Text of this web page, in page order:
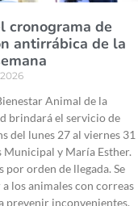
cronograma de
antirrábica de la
Animal de la
brindará el servicio de
del lunes 27 al viernes 31
Municipal y María Esther.
por orden de llegada. Se
los animales con correas
prevenir inconvenientes.